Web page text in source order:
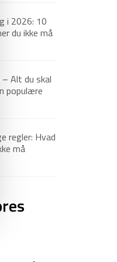
i 2026: 10
du ikke må
Alt du skal
populære
regler: Hvad
må